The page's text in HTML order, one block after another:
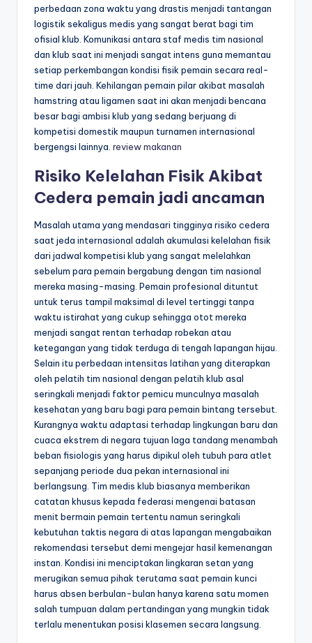
perbedaan zona waktu yang drastis menjadi tantangan
logistik sekaligus medis yang sangat berat bagi tim
ofisial klub. Komunikasi antara staf medis tim nasional
dan klub saat ini menjadi sangat intens guna memantau
setiap perkembangan kondisi fisik pemain secara real-
time dari jauh. Kehilangan pemain pilar akibat masalah
hamstring atau ligamen saat ini akan menjadi bencana
besar bagi ambisi klub yang sedang berjuang di
kompetisi domestik maupun turnamen internasional
bergengsi lainnya. review makanan
Risiko Kelelahan Fisik Akibat
Cedera pemain jadi ancaman
Masalah utama yang mendasari tingginya risiko cedera
saat jeda internasional adalah akumulasi kelelahan fisik
dari jadwal kompetisi klub yang sangat melelahkan
sebelum para pemain bergabung dengan tim nasional
mereka masing-masing. Pemain profesional dituntut
untuk terus tampil maksimal di level tertinggi tanpa
waktu istirahat yang cukup sehingga otot mereka
menjadi sangat rentan terhadap robekan atau
ketegangan yang tidak terduga di tengah lapangan hijau.
Selain itu perbedaan intensitas latihan yang diterapkan
oleh pelatih tim nasional dengan pelatih klub asal
seringkali menjadi faktor pemicu munculnya masalah
kesehatan yang baru bagi para pemain bintang tersebut.
Kurangnya waktu adaptasi terhadap lingkungan baru dan
cuaca ekstrem di negara tujuan laga tandang menambah
beban fisiologis yang harus dipikul oleh tubuh para atlet
sepanjang periode dua pekan internasional ini
berlangsung. Tim medis klub biasanya memberikan
catatan khusus kepada federasi mengenai batasan
menit bermain pemain tertentu namun seringkali
kebutuhan taktis negara di atas lapangan mengabaikan
rekomendasi tersebut demi mengejar hasil kemenangan
instan. Kondisi ini menciptakan lingkaran setan yang
merugikan semua pihak terutama saat pemain kunci
harus absen berbulan-bulan hanya karena satu momen
salah tumpuan dalam pertandingan yang mungkin tidak
terlalu menentukan posisi klasemen secara langsung.